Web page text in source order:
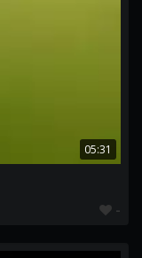
05:31
-